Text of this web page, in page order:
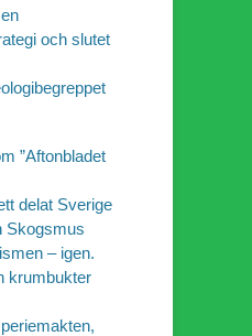
och slutet
”Aftonbladet
delat Sverige
Skogsmus
– igen.
krumbukter